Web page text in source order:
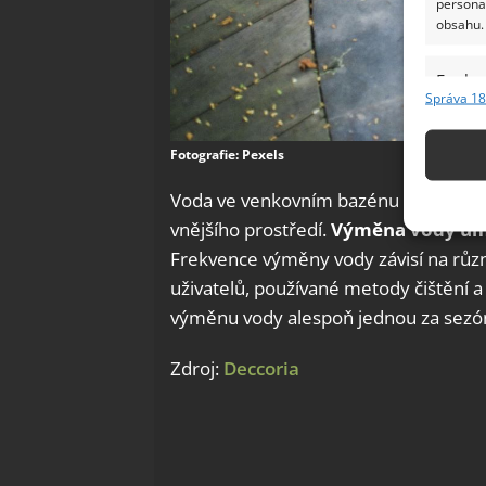
obsahu.
Funkce
Správa
Fotografie: Pexels
Voda ve venkovním bazénu se
vnějšího prostředí.Výměna vody
Frekvence výměny vody závisí na
uživatelů, používané metody čištění
výměnu vody alespoň jednou za
Zdroj: Deccoria